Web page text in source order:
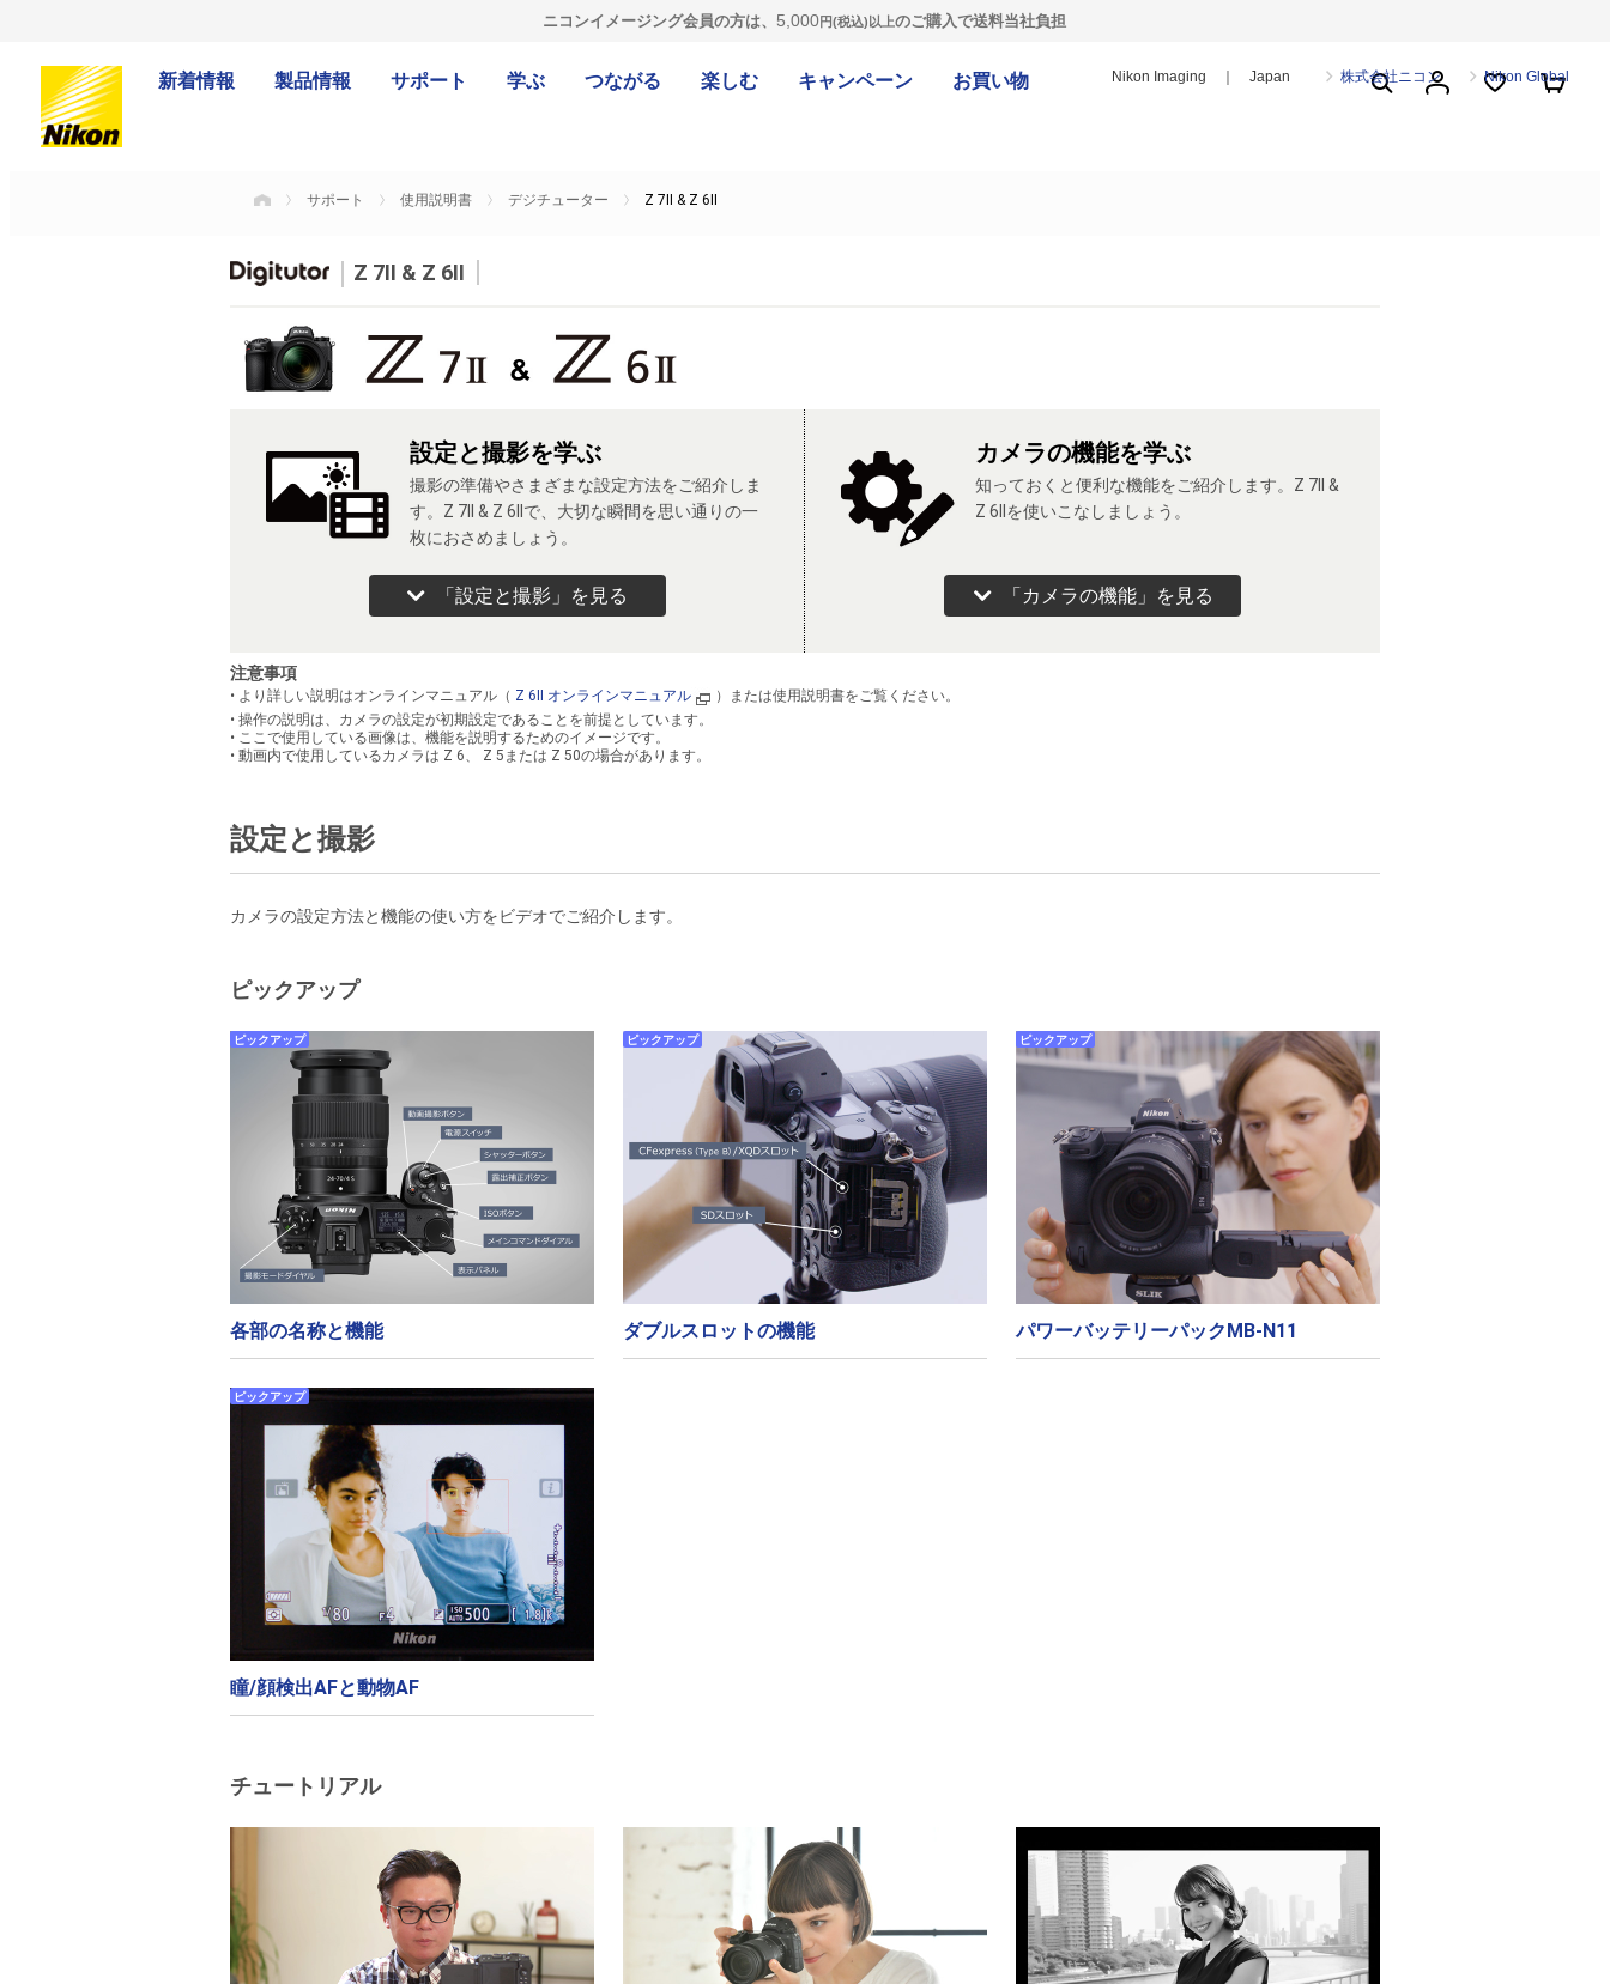
ニコンイメージング会員の方は、 5,000円(税込)以上のご購入で送料当社負担
新着情報 製品情報 サポート 学ぶ つながる 楽しむ キャンペーン お買い物 Nikon Imaging ｜ Japan 株式会社ニコン Nikon Global
HOMEサポート 使用説明書 デジチューター Z 7II & Z 6II
Z 7II & Z 6II
設定と撮影を学ぶ
撮影の準備やさまざまな設定方法をご紹介しま
す。Z 7II & Z 6IIで、大切な瞬間を思い通りの一
枚におさめましょう。
「設定と撮影」を見る
カメラの機能を学ぶ
知っておくと便利な機能をご紹介します。Z 7II &
Z 6IIを使いこなしましょう。
「カメラの機能」を見る
注意事項
• より詳しい説明はオンラインマニュアル（ Z 6II オンラインマニュアル
）または使用説明書をご覧ください。
• 操作の説明は、カメラの設定が初期設定であることを前提としています。
• ここで使用している画像は、機能を説明するためのイメージです。
• 動画内で使用しているカメラは Z 6、 Z 5または Z 50の場合があります。
設定と撮影
カメラの設定方法と機能の使い方をビデオでご紹介します。
ピックアップ
ピックアップ
各部の名称と機能
ピックアップ
ダブルスロットの機能
ピックアップ
パワーバッテリーパックMB-N11
ピックアップ
瞳/顔検出AFと動物AF
チュートリアル